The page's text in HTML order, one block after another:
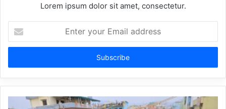
Lorem ipsum dolor sit amet, consectetur.
your
Email